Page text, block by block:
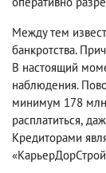
Между тем
банкротства.
В настоящий
наблюдения.
минимум 178
расплатиться,
Кредиторами